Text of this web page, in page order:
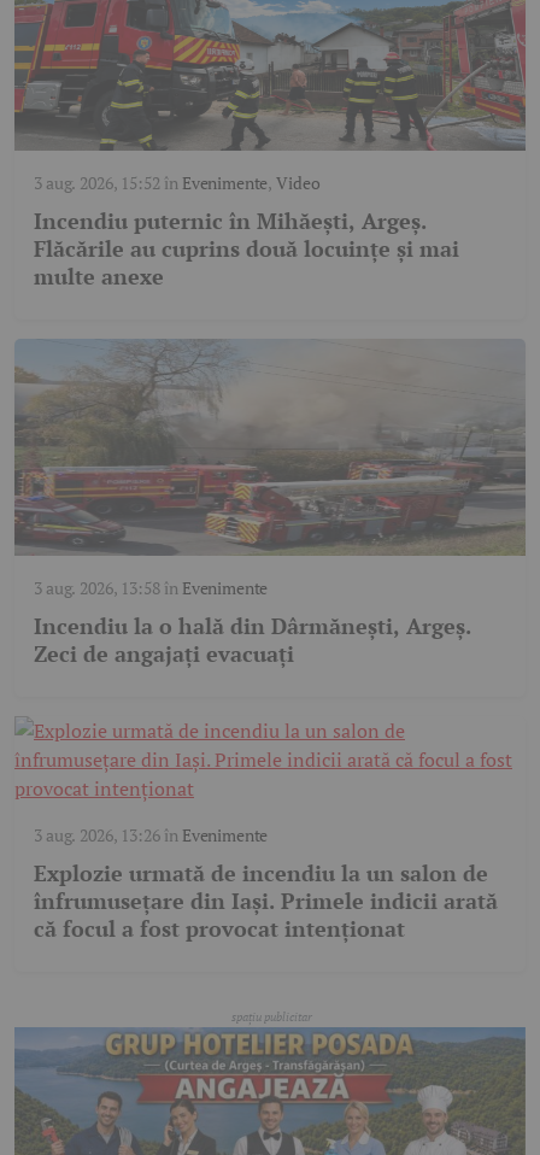
3 aug. 2026, 15:52 în Evenimente,Video
Incendiu puternic în Mihăești, Argeș.
Flăcările au cuprins două locuințe și mai
multe anexe
3 aug. 2026, 13:58în Evenimente
Incendiu la o hală din Dârmănești, Argeș.
Zeci de angajați evacuați
3 aug. 2026, 13:26în Evenimente
Explozie urmată de incendiu la un salon de
înfrumusețare din Iași. Primele indicii arată
că focul a fost provocat intenționat